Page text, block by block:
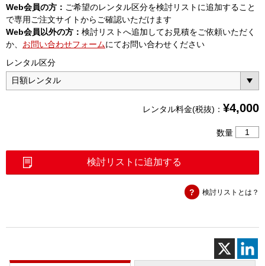
Web会員の方： ご希望のレンタル区分を検討リストに追加すること
で専用ご注文サイトからご確認いただけます
Web会員以外の方： 検討リストへ追加してお見積をご依頼いただく
か、 お問い合わせフォームにてお問い合わせください
レンタル区分
レンタル料金(税抜)： ¥4,000
数量
続
個
検討リストに追加する
検討リストとは？